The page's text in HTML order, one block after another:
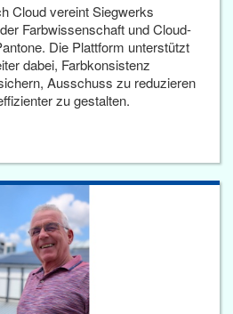
Cloud vereint Siegwerks
Farbwissenschaft und Cloud-
Die Plattform unterstützt
dabei, Farbkonsistenz
Ausschuss zu reduzieren
zu gestalten.